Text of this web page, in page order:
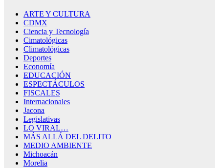
ARTE Y CULTURA
CDMX
Ciencia y Tecnología
Cimatológicas
Climatológicas
Deportes
Economía
EDUCACIÓN
ESPECTÁCULOS
FISCALES
Internacionales
Jacona
Legislativas
LO VIRAL…
MÁS ALLÁ DEL DELITO
MEDIO AMBIENTE
Michoacán
Morelia